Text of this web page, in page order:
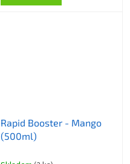
Rapid Booster - Mango
(500ml)